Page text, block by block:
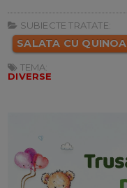
SUBIECTE TRATATE:
SALATA CU QUINOA
TEMA:
DIVERSE